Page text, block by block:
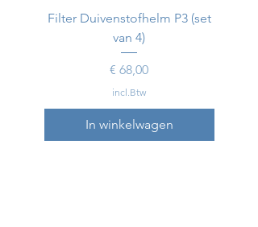
Filter Duivenstofhelm P3 (set
van 4)
Prijs
€ 68,00
incl.Btw
In winkelwagen